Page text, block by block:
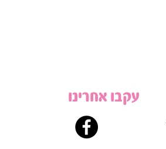
עקבו אחרינו